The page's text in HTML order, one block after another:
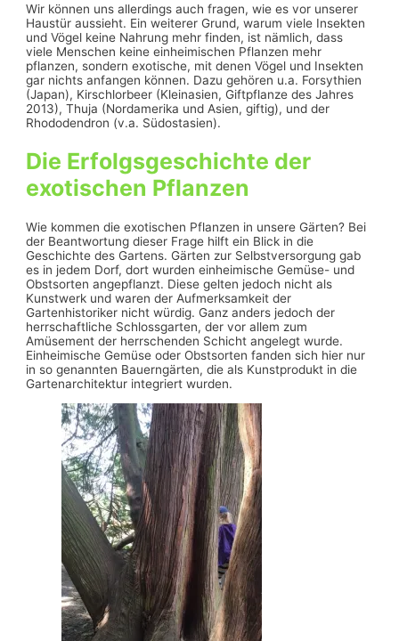
Wir können uns allerdings auch fragen, wie es vor unserer
Haustür aussieht. Ein weiterer Grund, warum viele Insekten
und Vögel keine Nahrung mehr finden, ist nämlich, dass
viele Menschen keine einheimischen Pflanzen mehr
pflanzen, sondern exotische, mit denen Vögel und Insekten
gar nichts anfangen können. Dazu gehören u.a. Forsythien
(Japan), Kirschlorbeer (Kleinasien, Giftpflanze des Jahres
2013), Thuja (Nordamerika und Asien, giftig), und der
Rhododendron (v.a. Südostasien).
Die Erfolgsgeschichte der
exotischen Pflanzen
Wie kommen die exotischen Pflanzen in unsere Gärten? Bei
der Beantwortung dieser Frage hilft ein Blick in die
Geschichte des Gartens. Gärten zur Selbstversorgung gab
es in jedem Dorf, dort wurden einheimische Gemüse- und
Obstsorten angepflanzt. Diese gelten jedoch nicht als
Kunstwerk und waren der Aufmerksamkeit der
Gartenhistoriker nicht würdig. Ganz anders jedoch der
herrschaftliche Schlossgarten, der vor allem zum
Amüsement der herrschenden Schicht angelegt wurde.
Einheimische Gemüse oder Obstsorten fanden sich hier nur
in so genannten Bauerngärten, die als Kunstprodukt in die
Gartenarchitektur integriert wurden.